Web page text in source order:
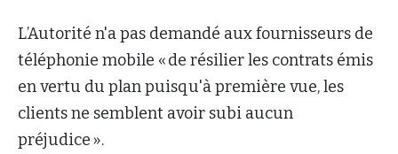
L’Autorité n'a pas demandé aux fournisseurs de
téléphonie mobile « de résilier les contrats émis
en vertu du plan puisqu'à première vue, les
clients ne semblent avoir subi aucun
préjudice ».